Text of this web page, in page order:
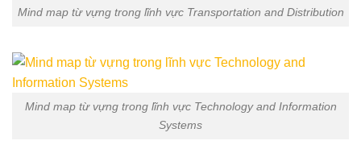
Mind map từ vựng trong lĩnh vực Transportation and Distribution
Mind map từ vựng trong lĩnh vực Technology and Information
Systems